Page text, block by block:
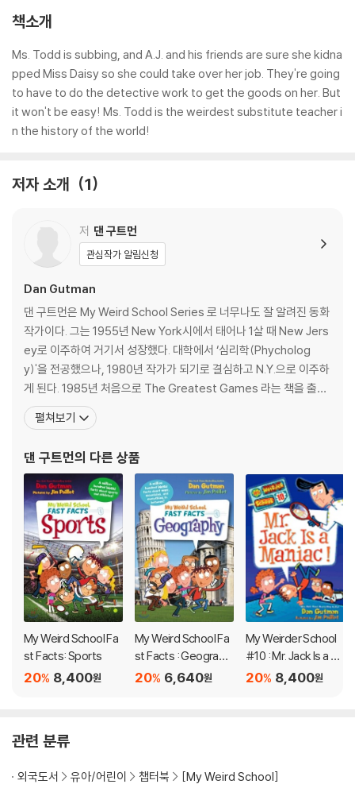
책소개
Ms. Todd is subbing, and A.J. and his friends are sure she kidna
pped Miss Daisy so she could take over her job. They're going
to have to do the detective work to get the goods on her. But
it won't be easy! Ms. Todd is the weirdest substitute teacher i
n the history of the world!
저자 소개 1
저 댄 구트먼
관심작가 알림신청
Dan Gutman
댄 구트먼은 My Weird School Series 로 너무나도 잘 알려진 동화
작가이다. 그는 1955년 New York시에서 태어나 1살 때 New Jers
ey로 이주하여 거기서 성장했다. 대학에서 ‘심리학(Phycholog
y)'을 전공했으나, 1980년 작가가 되기로 결심하고 N.Y.으로 이주하
게 된다. 1985년 처음으로 The Greatest Games 라는 책을 출간
한 이래 지금까지 다양한 방면의 책을 출간하였으며 주로 스포츠와
관련된 책을 많이 저술하였다. 또한, 그는 글을 쓰지 않을 때는 학교를
도 한다.
펼쳐보기
댄 구트먼의 다른 상품
My Weird School Fa
st Facts: Sports
8,400원
20%
My Weird School Fa
st Facts : Geograph
y
6,640원
20%
My Weirder School
#10 : Mr. Jack Is a M
aniac! 8,400원
20%
관련 분류
외국도서 유아/어린이 챕터북
[My Weird School]